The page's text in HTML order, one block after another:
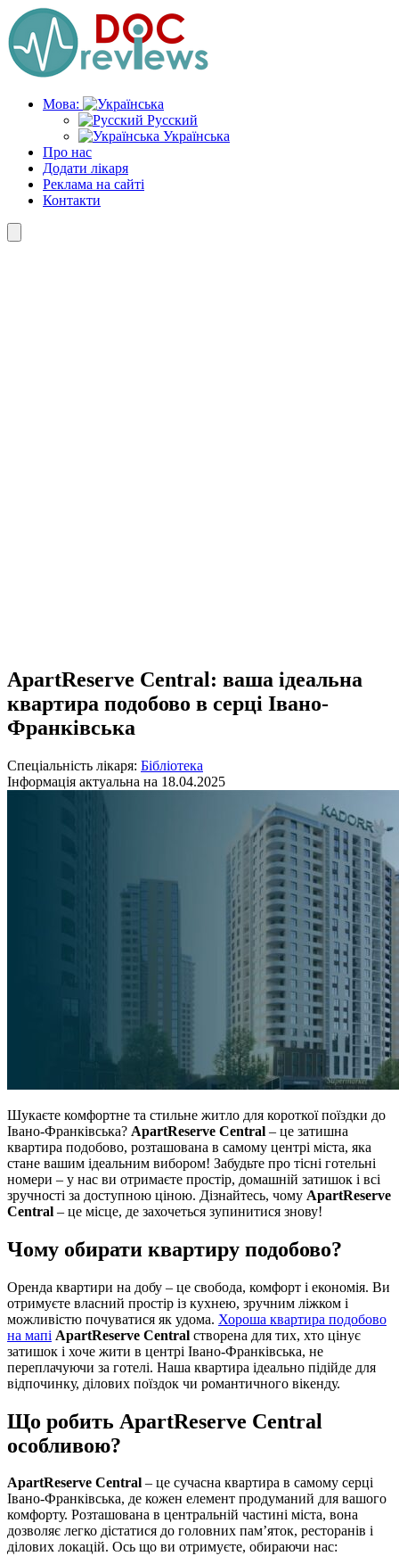
Skip
to
the
content
Мова:
Русский
Українська
Про нас
Додати лікаря
Реклама на сайті
Контакти
ApartReserve Central: ваша ідеальна
квартира подобово в серці Івано-
Франківська
Спеціальність лікаря: Бібліотека
Інформація актуальна на 18.04.2025
Шукаєте комфортне та стильне житло для короткої поїздки до
Івано-Франківська? ApartReserve Central – це затишна
квартира подобово, розташована в самому центрі міста, яка
стане вашим ідеальним вибором! Забудьте про тісні готельні
номери – у нас ви отримаєте простір, домашній затишок і всі
зручності за доступною ціною. Дізнайтесь, чому ApartReserve
Central – це місце, де захочеться зупинитися знову!
Чому обирати квартиру подобово?
Оренда квартири на добу – це свобода, комфорт і економія. Ви
отримуєте власний простір із кухнею, зручним ліжком і
можливістю почуватися як удома. Хороша квартира подобово
на мапі ApartReserve Central створена для тих, хто цінує
затишок і хоче жити в центрі Івано-Франківська, не
переплачуючи за готелі. Наша квартира ідеально підійде для
відпочинку, ділових поїздок чи романтичного вікенду.
Що робить ApartReserve Central
особливою?
ApartReserve Central – це сучасна квартира в самому серці
Івано-Франківська, де кожен елемент продуманий для вашого
комфорту. Розташована в центральній частині міста, вона
дозволяє легко дістатися до головних пам’яток, ресторанів і
ділових локацій. Ось що ви отримуєте, обираючи нас: